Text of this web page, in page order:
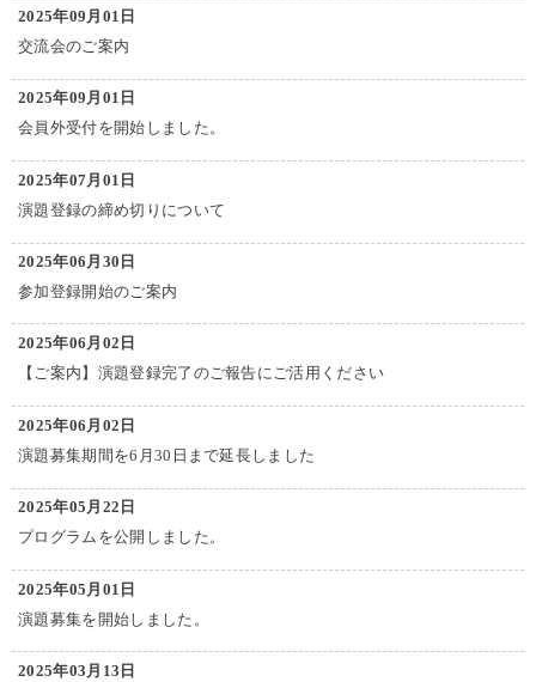
2025年09月01日
交流会のご案内
2025年09月01日
会員外受付を開始しました。
2025年07月01日
演題登録の締め切りについて
2025年06月30日
参加登録開始のご案内
2025年06月02日
【ご案内】演題登録完了のご報告にご活用ください
2025年06月02日
演題募集期間を6月30日まで延長しました
2025年05月22日
プログラムを公開しました。
2025年05月01日
演題募集を開始しました。
2025年03月13日